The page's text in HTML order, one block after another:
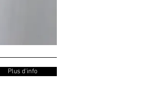
Plus d'info